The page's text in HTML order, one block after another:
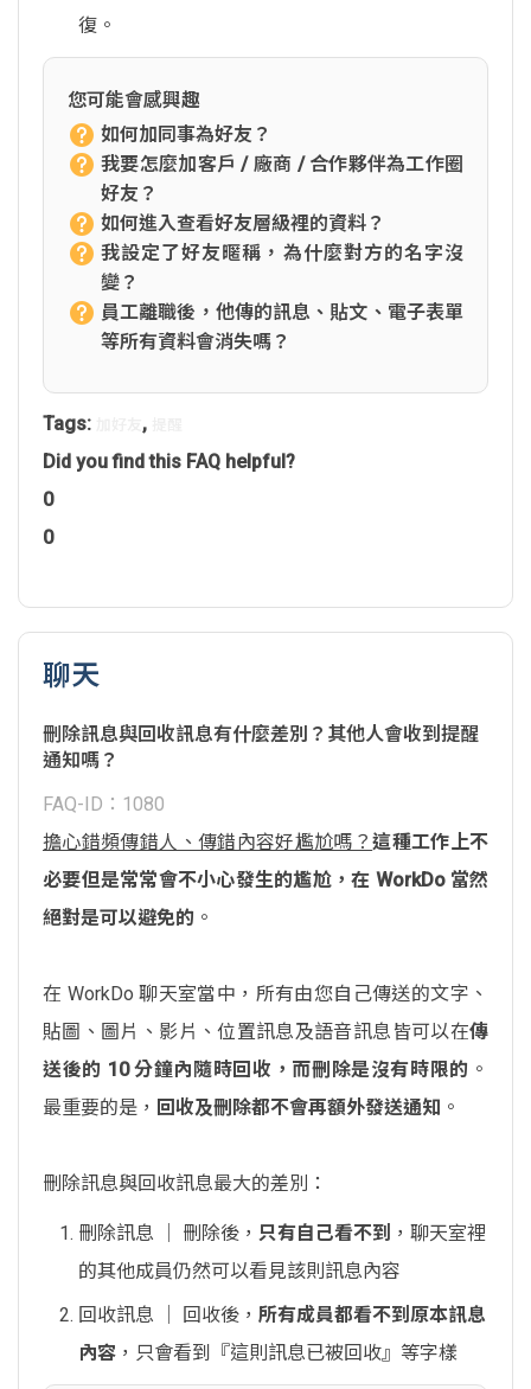
復。
您可能會感興趣
如何加同事為好友？
我要怎麼加客戶 / 廠商 / 合作夥伴為工作圈
好友？
如何進入查看好友層級裡的資料？
我設定了好友暱稱，為什麼對方的名字沒
變？
員工離職後，他傳的訊息、貼文、電子表單
等所有資料會消失嗎？
Tags: ,
Did you find this FAQ helpful?
0
0
聊天
刪除訊息與回收訊息有什麼差別？其他人會收到提醒
通知嗎？
FAQ-ID：1080
擔心錯頻傳錯人、傳錯內容好尷尬嗎？這種工作上不
必要但是常常會不小心發生的尷尬，在 WorkDo 當然
絕對是可以避免的 。
在 WorkDo 聊天室當中，所有由您自己傳送的文字、
貼圖、圖片、影片、位置訊息及語音訊息皆可以在傳
送後的 10 分鐘內隨時回收，而刪除是沒有時限的 。
最重要的是， 回收及刪除都不會再額外發送通知 。
刪除訊息與回收訊息最大的差別：
刪除訊息 │ 刪除後， 只有自己看不到 ，聊天室裡
的其他成員仍然可以看見該則訊息內容
回收訊息 │ 回收後， 所有成員都看不到原本訊息
內容 ，只會看到『這則訊息已被回收』等字樣